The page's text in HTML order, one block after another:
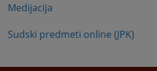
Medijacija
Sudski predmeti online (JPK)